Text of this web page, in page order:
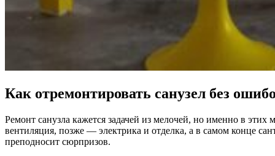
Как отремонтировать санузел без
Ремонт санузла кажется задачей из мелочей, но именно в
вентиляция, позже — электрика и отделка, а в самом конце
преподносит сюрпризов.